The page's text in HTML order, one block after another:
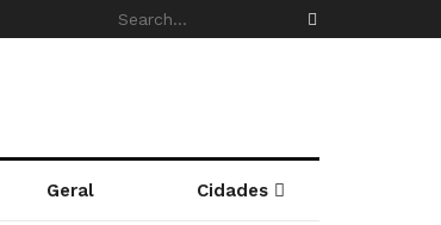
Geral Cidades